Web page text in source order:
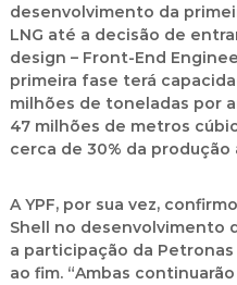
desenvolvimento da
LNG até a decisão de
design – Front-End
primeira fase terá
milhões de toneladas por
47 milhões de metros
cerca de 30% da
A YPF, por sua vez,
Shell no desenvolvimento
a participação da
ao fim. “Ambas